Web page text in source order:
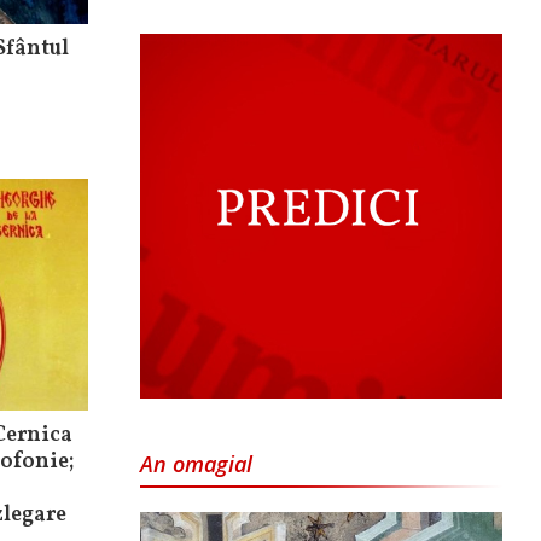
An omagial